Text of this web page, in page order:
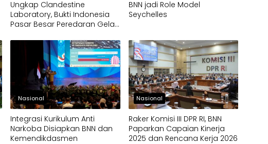
Ungkap Clandestine
Laboratory, Bukti Indonesia
Pasar Besar Peredaran Gelap
BNN jadi Role Model
Seychelles
Nasional
Integrasi Kurikulum Anti
Narkoba Disiapkan BNN dan
Kemendikdasmen
Nasional
Raker Komisi III DPR RI, BNN
Paparkan Capaian Kinerja
2025 dan Rencana Kerja 2026